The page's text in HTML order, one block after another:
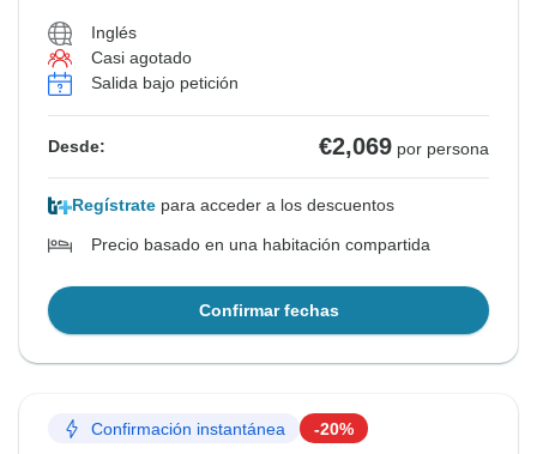
Inglés
Casi agotado
Salida bajo petición
Desde: €2,069 por persona
Regístrate para acceder a los descuentos
Precio basado en una habitación compartida
Confirmar fechas
Confirmación instantánea -20%